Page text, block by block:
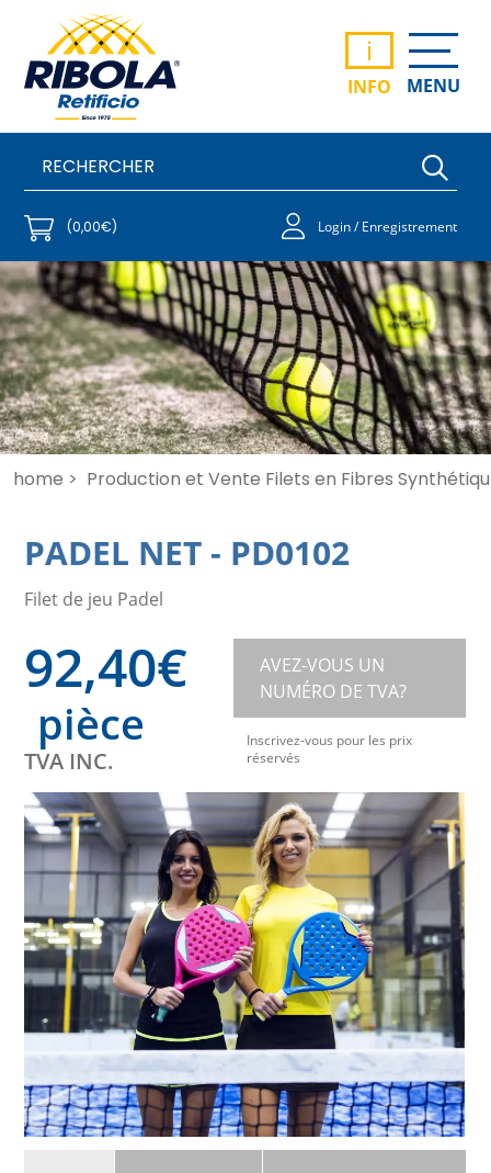
i
INFO MENU
(0,00€) Login / Enregistrement
home > Production et Vente Filets en Fibres
PADEL NET - PD0102
Filet de jeu Padel
92,40€
pièce
TVA INC.
AVEZ-VOUS UN
NUMÉRO DE TVA?
Inscrivez-vous pour les prix
réservés